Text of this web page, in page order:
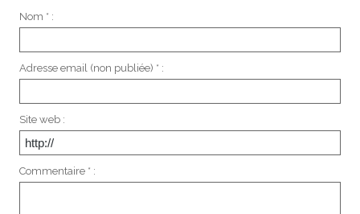
Nom * :
Adresse email (non publiée) * :
Site web :
Commentaire * :